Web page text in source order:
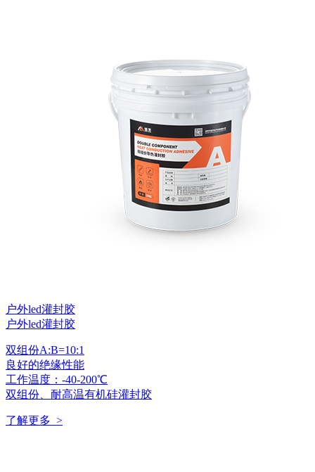
户外led灌封胶
户外led灌封胶
双组份A:B=10:1
良好的绝缘性能
工作温度：-40-200℃
双组份、耐高温有机硅灌封胶
了解更多 >